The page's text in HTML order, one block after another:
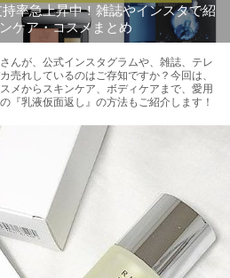
持率急上昇中！雑誌やインスタで紹
ケア・コスメまとめ
んが、公式インスタグラムや、雑誌、テレ
売れしているのはご存知ですか？今回は、
メからスキンケア、ボディケアまで、愛用
『乳液仮面返し』の方法もご紹介します！